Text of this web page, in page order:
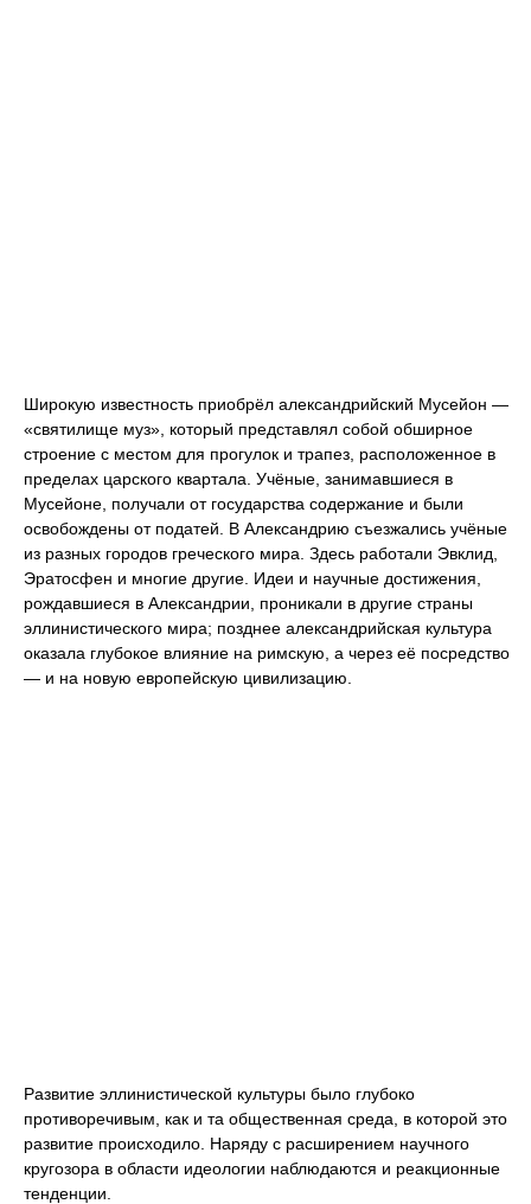
Широкую известность приобрёл александрийский Мусейон —
«святилище муз», который представлял собой обширное
строение с местом для прогулок и трапез, расположенное в
пределах царского квартала. Учёные, занимавшиеся в
Мусейоне, получали от государства содержание и были
освобождены от податей. В Александрию съезжались учёные
из разных городов греческого мира. Здесь работали Эвклид,
Эратосфен и многие другие. Идеи и научные достижения,
рождавшиеся в Александрии, проникали в другие страны
эллинистического мира; позднее александрийская культура
оказала глубокое влияние на римскую, а через её посредство
— и на новую европейскую цивилизацию.
Развитие эллинистической культуры было глубоко
противоречивым, как и та общественная среда, в которой это
развитие происходило. Наряду с расширением научного
кругозора в области идеологии наблюдаются и реакционные
тенденции.